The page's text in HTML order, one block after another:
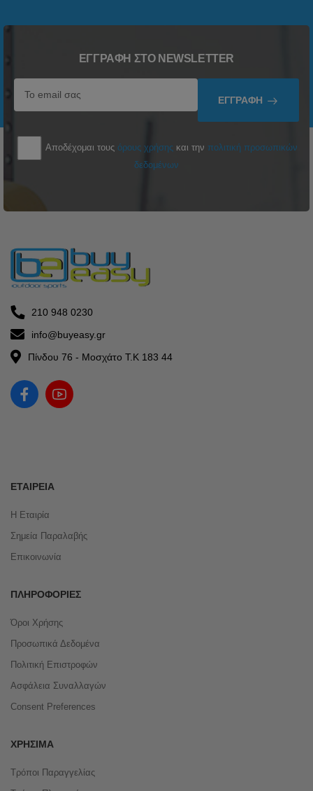
ΕΓΓΡΑΦΉ ΣΤΟ NEWSLETTER
ΕΓΓΡΑΦΉ
Αποδέχομαι τους όρους χρήσης και την πολιτική προσωπικών
δεδομένων
210 948 0230
info@buyeasy.gr
Πίνδου 76 - Μοσχάτο Τ.Κ 183 44
ΕΤΑΙΡΕΊΑ
Η Εταιρία
Σημεία Παραλαβής
Επικοινωνία
ΠΛΗΡΟΦΟΡΊΕΣ
Όροι Χρήσης
Προσωπικά Δεδομένα
Πολιτική Επιστροφών
Ασφάλεια Συναλλαγών
Consent Preferences
ΧΡΉΣΙΜΑ
Τρόποι Παραγγελίας